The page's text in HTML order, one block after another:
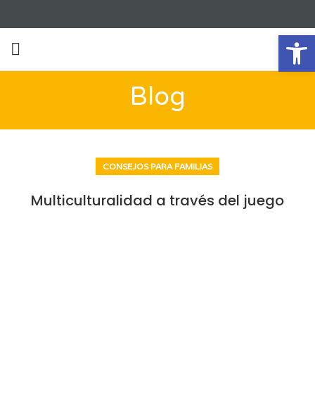
Blog
CONSEJOS PARA FAMILIAS
Multiculturalidad a través del juego